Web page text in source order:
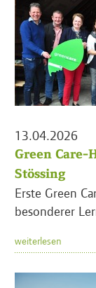
13.04.2026
Green
Stössing
Erste Green
besonderer
weiterlesen